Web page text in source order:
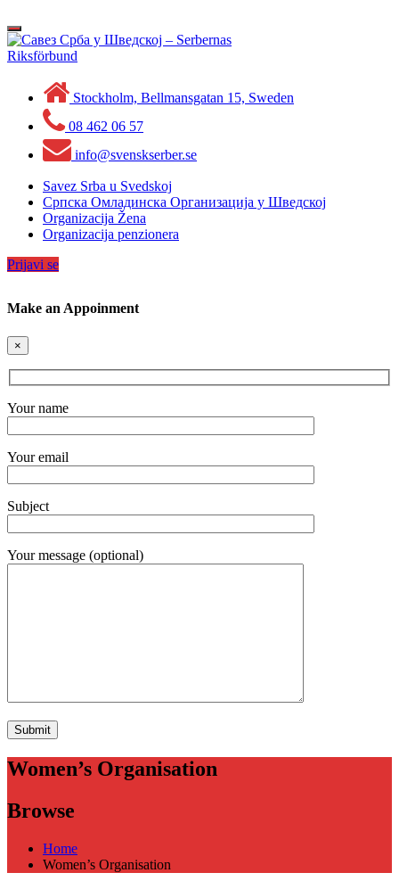
to
content
Toggle
navigation
Stockholm, Bellmansgatan 15, Sweden
08 462 06 57
info@svenskserber.se
Savez Srba u Svedskoj
Српска Омладинска Организација у Шведској
Organizacija Žena
Organizacija penzionera
Prijavi se
Make an Appoinment
×
Your name
Your email
Subject
Your message (optional)
Women’s Organisation
Browse
Home
Women’s Organisation